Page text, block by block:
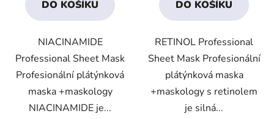
z
hvězdiček.
DO KOŠÍKU
NIACINAMIDE
Professional Sheet Mask
Profesionální plátýnková
maska +maskology
NIACINAMIDE je...
z
hvězdiček.
DO KOŠÍKU
RETINOL Professional
Sheet Mask Profesionální
plátýnková maska
+maskology s retinolem
je silná...